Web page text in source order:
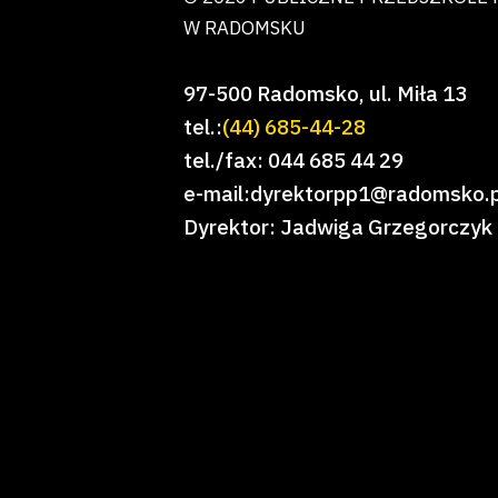
W RADOMSKU
97-500 Radomsko, ul. Miła 13
tel.:(44) 685-44-28
tel./fax: 044 685 44 29
e-
Dyrektor: Jadwiga Grzegorczyk